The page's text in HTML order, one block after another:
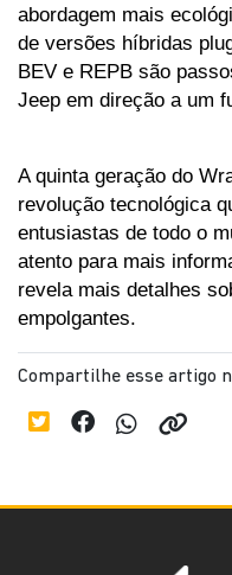
abordagem mais
de versões híbridas
BEV e REPB são
Jeep em direção a um
A quinta geração do
revolução tecnológica
entusiastas de todo o
atento para mais
revela mais detalhes
empolgantes.
Compartilhe esse artigo